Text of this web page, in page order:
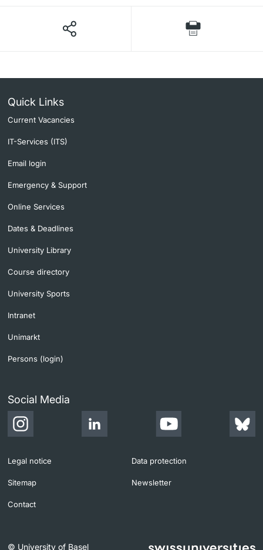
Quick Links
Current Vacancies
IT-Services (ITS)
Email login
Emergency & Support
Online Services
Dates & Deadlines
University Library
Course directory
University Sports
Intranet
Unimarkt
Persons (login)
Social Media
Legal notice Data protection
Sitemap Newsletter
Contact
© University of Basel